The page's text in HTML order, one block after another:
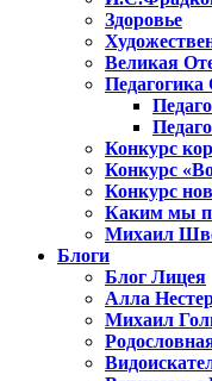
Здоровье
Великая
Конкурс
Конкурс
Конкурс
Каким мы
Михаил
Блоги
Блог Лицея
Алла
Михаил